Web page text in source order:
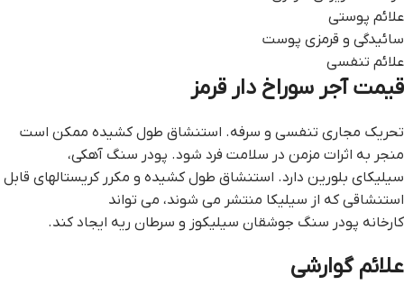
علائم پوستی
سائیدگی و قرمزی پوست
علائم تنفسی
قيمت آجر سوراخ دار قرمز
تحریک مجاری تنفسی و سرفه. استنشاق طول کشیده ممکن است
منجر به اثرات مزمن در سلامت فرد شود. پودر سنگ آهکی،
سیلیکای بلورین دارد. استنشاق طول کشیده و مکرر کریستالهای قابل
استنشاقی که از سیلیکا منتشر می شوند، می تواند
کارخانه پودر سنگ جوشقان سیلیکوز و سرطان ریه ایجاد کند.
علائم گوارشی